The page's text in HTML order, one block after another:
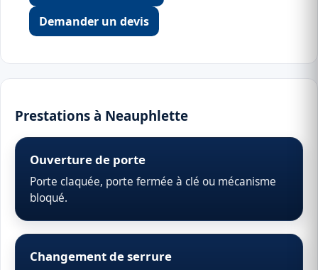
Demander un devis
Prestations à Neauphlette
Ouverture de porte
Porte claquée, porte fermée à clé ou mécanisme
bloqué.
Changement de serrure